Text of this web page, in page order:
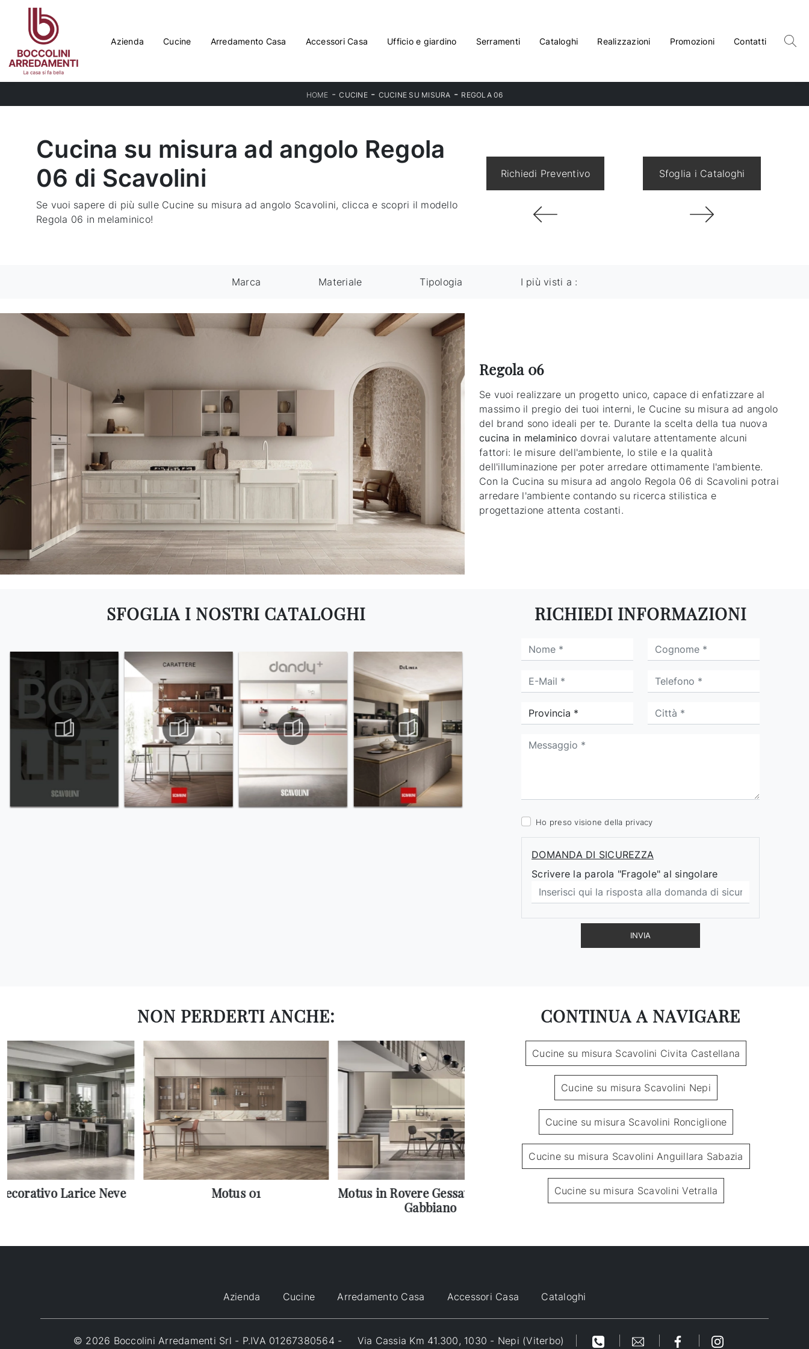
Azienda Cucine Arredamento Casa Accessori Casa Ufficio e giardino Serramenti Cataloghi Realizzazioni Promozioni Contatti
HOME -CUCINE- CUCINE SU MISURA - REGOLA 06
Cucina su misura ad angolo Regola
06 di Scavolini
Se vuoi sapere di più sulle Cucine su misura ad angolo Scavolini, clicca e scopri il modello
Regola 06 in melaminico!
Richiedi Preventivo Sfoglia i Cataloghi
Marca Materiale Tipologia I più visti a :
Regola 06
Se vuoi realizzare un progetto unico, capace di enfatizzare al
massimo il pregio dei tuoi interni, le Cucine su misura ad angolo
del brand sono ideali per te. Durante la scelta della tua nuova
cucina in melaminico dovrai valutare attentamente alcuni
fattori: le misure dell'ambiente, lo stile e la qualità
dell'illuminazione per poter arredare ottimamente l'ambiente.
Con la Cucina su misura ad angolo Regola 06 di Scavolini potrai
arredare l'ambiente contando su ricerca stilistica e
progettazione attenta costanti.
SFOGLIA I NOSTRI CATALOGHI RICHIEDI INFORMAZIONI
Ho preso visione della privacy
DOMANDA DI SICUREZZA
Scrivere la parola "Fragole" al singolare
INVIA
NON PERDERTI ANCHE:
Larice Neve Motus 01
Motus in Rovere Gessato e Grigio
Gabbiano
Formalia in Grigio Chiaro e Noce
Garden
CONTINUA A NAVIGARE
Cucine su misura Scavolini Civita Castellana
Cucine su misura Scavolini Nepi
Cucine su misura Scavolini Ronciglione
Cucine su misura Scavolini Anguillara Sabazia
Cucine su misura Scavolini Vetralla
Azienda Cucine Arredamento Casa Accessori Casa Cataloghi
© 2026 Boccolini Arredamenti Srl - P.IVA 01267380564 - Via Cassia Km 41.300, 1030 - Nepi (Viterbo)